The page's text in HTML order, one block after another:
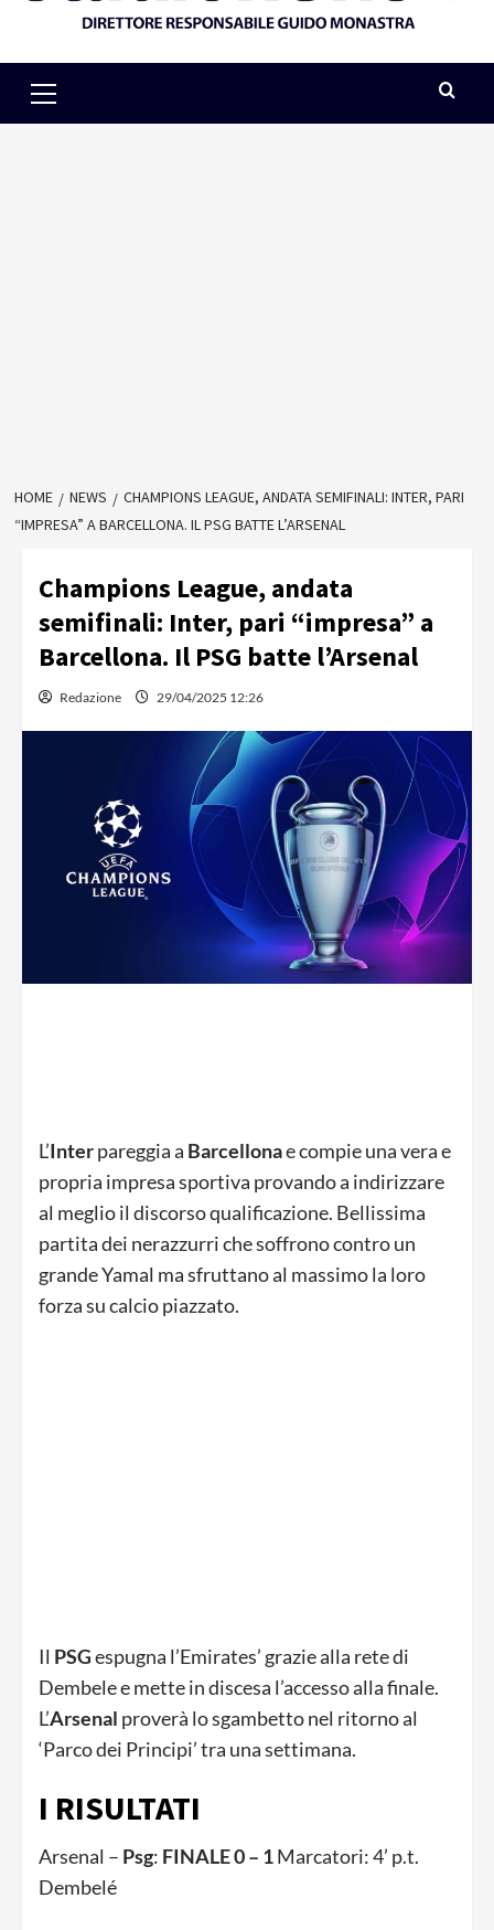
Menu
HOME NEWS
CHAMPIONS LEAGUE, ANDATA SEMIFINALI: INTER, PARI
“IMPRESA” A BARCELLONA. IL PSG BATTE L’ARSENAL
Champions League, andata
semifinali: Inter, pari “impresa” a
Barcellona. Il PSG batte l’Arsenal
Redazione 29/04/2025 12:26
L’Interpareggia a Barcellonae compie una vera e
propria impresa sportiva provando a indirizzare
al meglio il discorso qualificazione. Bellissima
partita dei nerazzurri che soffrono contro un
grande Yamal ma sfruttano al massimo la loro
forza su calcio piazzato.
Il PSGespugna l’Emirates’ grazie alla rete di
Dembele e mette in discesa l’accesso alla finale.
L’Arsenal proverà lo sgambetto nel ritorno al
‘Parco dei Principi’ tra una settimana.
I RISULTATI
Arsenal – Psg: FINALE 0 – 1Marcatori: 4’ p.t.
Dembelé